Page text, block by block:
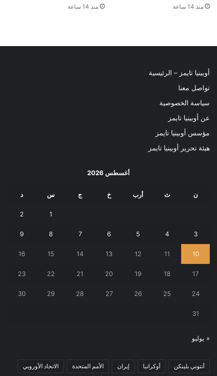
منذ 14 ساعة منذ 14 ساعة
أوبينيا تايمز – الرئيسية
تواصل معنا
سياسة الخصوصية
عن أوبينيا تايمز
مؤسس أوبينيا تايمز
هيئة تحرير أوبينيا تايمز
أغسطس 2026
ن ث أرب خ ج س د
1
2
3
4
5
6
7
8
9
10
11
12
13
14
15
16
17
18
19
20
21
22
23
24
25
26
27
28
29
30
31
« يوليو
أنتوني بلينكن أوكرانيا إيران الأمم المتحدة الاتحاد الأوروبي